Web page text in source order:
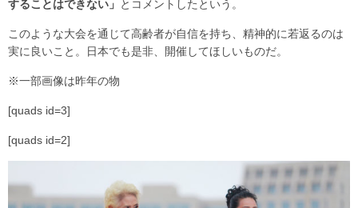
することはできない」 とコメントしたという。
このような大会を通じて高齢者が自信を持ち、精神的に若返るのは
実に良いこと。日本でも是非、開催してほしいものだ。
※一部画像は昨年の物
[quads id=3]
[quads id=2]